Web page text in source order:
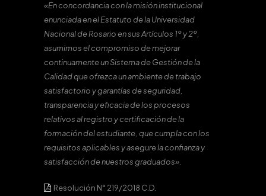
«En concordancia con la misión institucional
enunciada en el Estatuto de la Universidad
Nacional de Rosario en sus Artículos 1º y 2º,
asumimos el compromiso de mejorar
continuamente un Sistema de Gestión de la
Calidad que ofrezca un ambiente de trabajo
satisfactorio y garantías de seguridad,
transparencia y eficacia de los procesos
relativos al registro y certificación de la
formación del estudiante, que cumpla con los
requisitos aplicables y asegure la confianza y
satisfacción de nuestros graduados».
Resolución N° 219/2018 C.D.